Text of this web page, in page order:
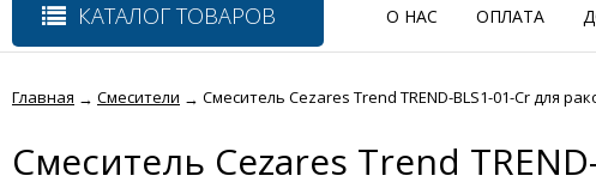
КАТАЛОГ ТОВАРОВ О НАС ОПЛАТА
Главная → Смесители → Смеситель Cezares Trend TREND-BLS1-01-Cr для
Смеситель Cezares Trend